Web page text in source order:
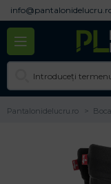
Pantalonidelucru.ro